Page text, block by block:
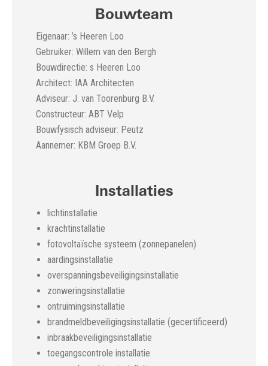
Bouwteam
Eigenaar: ’s Heeren Loo
Gebruiker: Willem van den Bergh
Bouwdirectie: s Heeren Loo
Architect: IAA Architecten
Adviseur: J. van Toorenburg B.V.
Constructeur: ABT Velp
Bouwfysisch adviseur: Peutz
Aannemer: KBM Groep B.V.
Installaties
lichtinstallatie
krachtinstallatie
fotovoltaïsche systeem (zonnepanelen)
aardingsinstallatie
overspanningsbeveiligingsinstallatie
zonweringsinstallatie
ontruimingsinstallatie
brandmeldbeveiligingsinstallatie (gecertificeerd)
inbraakbeveiligingsinstallatie
toegangscontrole installatie